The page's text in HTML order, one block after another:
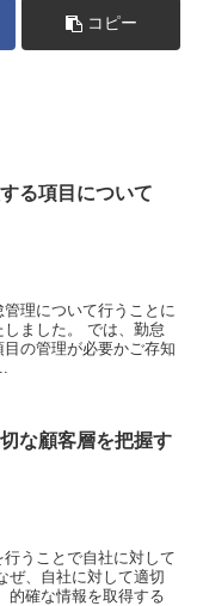
コピー
る項目について
理について行うことに
ました。 では、勤怠
の管理が必要かご存知
な顧客層を把握す
うことで自社に対して
ぜ、自社に対して適切
的確な情報を取得する